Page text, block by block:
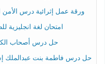
ورقة عمل إثرائية درس الأمن
امتحان لغة انجليزية
حل درس أصحاب
حل درس فاطمة بنت عبدالملك